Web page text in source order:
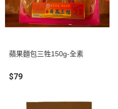
蘋果麵包三牲150g-全素
$79